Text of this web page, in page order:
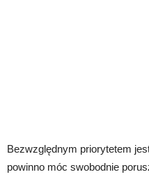
Bezwzględnym priorytetem
powinno móc swobodnie